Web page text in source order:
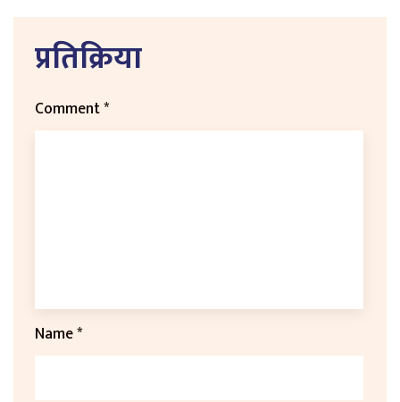
प्रतिक्रिया
Comment*
Name*